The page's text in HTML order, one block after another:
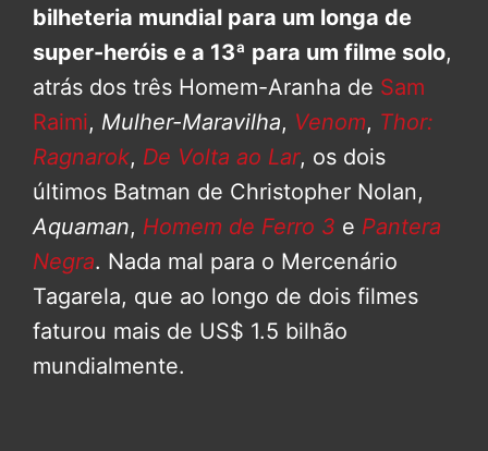
bilheteria mundial para um longa de
super-heróis e a 13ª para um filme solo,
atrás dos três Homem-Aranha de Sam
Raimi, Mulher-Maravilha, Venom, Thor:
Ragnarok, De Volta ao Lar, os dois
últimos Batman de Christopher Nolan,
Aquaman, Homem de Ferro 3 e Pantera
Negra. Nada mal para o Mercenário
Tagarela, que ao longo de dois filmes
faturou mais de US$ 1.5 bilhão
mundialmente.